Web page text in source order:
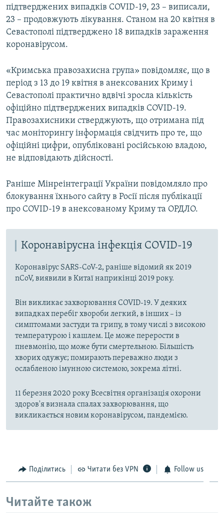
підтверджених випадків COVID-19, 23 – виписали,
23 – продовжують лікування. Станом на 20 квітня в
Севастополі підтверджено 18 випадків зараження
коронавірусом.
«Кримська правозахисна група» повідомляє, що в
період з 13 до 19 квітня в анексованих Криму і
Севастополі практично вдвічі зросла кількість
офіційно підтверджених випадків COVID-19.
Правозахисники стверджують, що отримана під
час моніторингу інформація свідчить про те, що
офіційні цифри, опубліковані російською владою,
не відповідають дійсності.
Раніше Мінреінтеграції України повідомляло про
блокування їхнього сайту в Росії після публікації
про COVID-19 в анексованому Криму та ОРДЛО.
Коронавірусна інфекція COVID-19
Коронавірус SARS-CoV-2, раніше відомий як 2019
nCoV, виявили в Китаї наприкінці 2019 року.
Він викликає захворювання COVID-19. У деяких
випадках перебіг хвороби легкий, в інших – із
симптомами застуди та грипу, в тому числі з високою
температурою і кашлем. Це може перерости в
пневмонію, що може бути смертельною. Більшість
хворих одужує; помирають переважно люди з
ослабленою імунною системою, зокрема літні.
11 березня 2020 року Всесвітня організація охорони
здоров'я визнала спалах захворювання, що
викликається новим коронавірусом, пандемією.
Поділитись Читати без VPN Follow us
Читайте також